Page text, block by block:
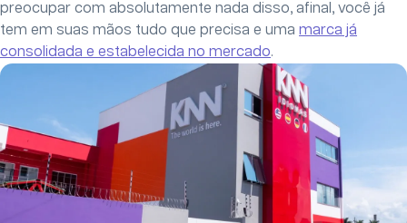
preocupar com absolutamente nada disso, afinal, você já
tem em suas mãos tudo que precisa e uma marca já
consolidada e estabelecida no mercado.